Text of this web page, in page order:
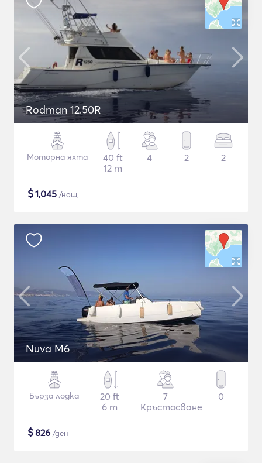
Rodman 12.50R
Моторна яхта
40 ft
12 m
4 2 2
$1,045 /нощ
Nuva M6
Бърза лодка
20 ft
6 m
7
Кръстосване
0
$826 /ден